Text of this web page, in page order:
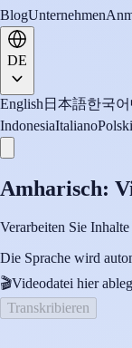
BlogUnternehmen
DE
English 日本語한국어
IndonesiaItalianoPolski
Amharisch:
Verarbeiten Sie
Die Sprache wird
🎬Videodatei hier
Transkribieren